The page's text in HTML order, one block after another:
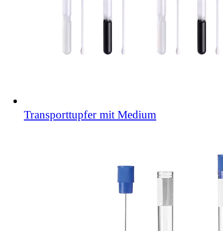
Transporttupfer mit Medium